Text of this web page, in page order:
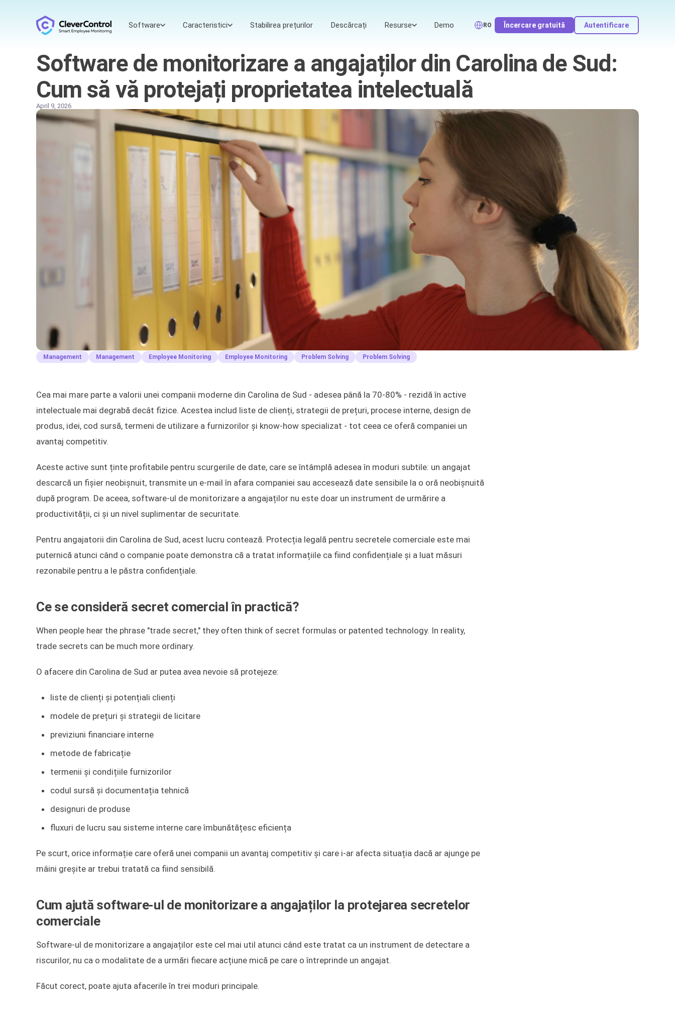
Software Caracteristici Stabilirea prețurilor Descărcați Resurse Demo RO Încercare gratuită Autentificare
Software de monitorizare a angajaților din Carolina de Sud:
Cum să vă protejați proprietatea intelectuală
April 9, 2026
Management Management Employee Monitoring Employee Monitoring Problem Solving Problem Solving
Cea mai mare parte a valorii unei companii moderne din Carolina de Sud - adesea până la 70-80% - rezidă în active
intelectuale mai degrabă decât fizice. Acestea includ liste de clienți, strategii de prețuri, procese interne, design de
produs, idei, cod sursă, termeni de utilizare a furnizorilor și know-how specializat - tot ceea ce oferă companiei un
avantaj competitiv.
Aceste active sunt ținte profitabile pentru scurgerile de date, care se întâmplă adesea în moduri subtile: un angajat
descarcă un fișier neobișnuit, transmite un e-mail în afara companiei sau accesează date sensibile la o oră neobișnuită
după program. De aceea, software-ul de monitorizare a angajaților nu este doar un instrument de urmărire a
productivității, ci și un nivel suplimentar de securitate.
Pentru angajatorii din Carolina de Sud, acest lucru contează. Protecția legală pentru secretele comerciale este mai
puternică atunci când o companie poate demonstra că a tratat informațiile ca fiind confidențiale și a luat măsuri
rezonabile pentru a le păstra confidențiale.
Ce se consideră secret comercial în practică?
When people hear the phrase "trade secret," they often think of secret formulas or patented technology. In reality,
trade secrets can be much more ordinary.
O afacere din Carolina de Sud ar putea avea nevoie să protejeze:
liste de clienți și potențiali clienți
modele de prețuri și strategii de licitare
previziuni financiare interne
metode de fabricație
termenii și condițiile furnizorilor
codul sursă și documentația tehnică
designuri de produse
fluxuri de lucru sau sisteme interne care îmbunătățesc eficiența
Pe scurt, orice informație care oferă unei companii un avantaj competitiv și care i-ar afecta situația dacă ar ajunge pe
mâini greșite ar trebui tratată ca fiind sensibilă.
Cum ajută software-ul de monitorizare a angajaților la protejarea secretelor
comerciale
Software-ul de monitorizare a angajaților este cel mai util atunci când este tratat ca un instrument de detectare a
riscurilor, nu ca o modalitate de a urmări fiecare acțiune mică pe care o întreprinde un angajat.
Făcut corect, poate ajuta afacerile în trei moduri principale.